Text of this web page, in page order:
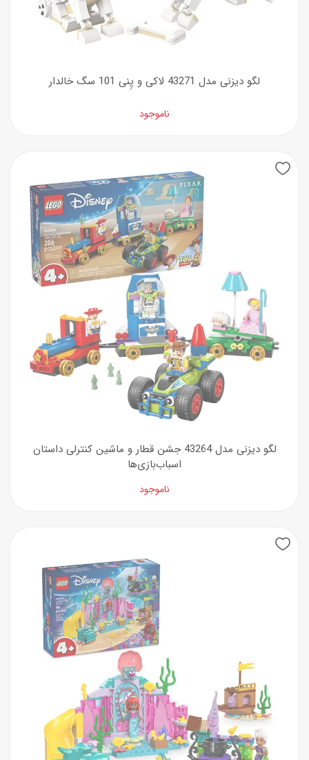
لگو دیزنی مدل 43271 لاکی و پِنی 101 سگ خالدار
ناموجود
لگو دیزنی مدل 43264 جشن قطار و ماشین کنترلی داستان
اسباب‌بازی‌ها
ناموجود